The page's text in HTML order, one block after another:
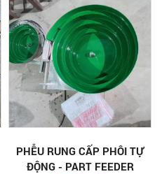
PHỄU RUNG CẤP PHÔI TỰ
ĐỘNG - PART FEEDER